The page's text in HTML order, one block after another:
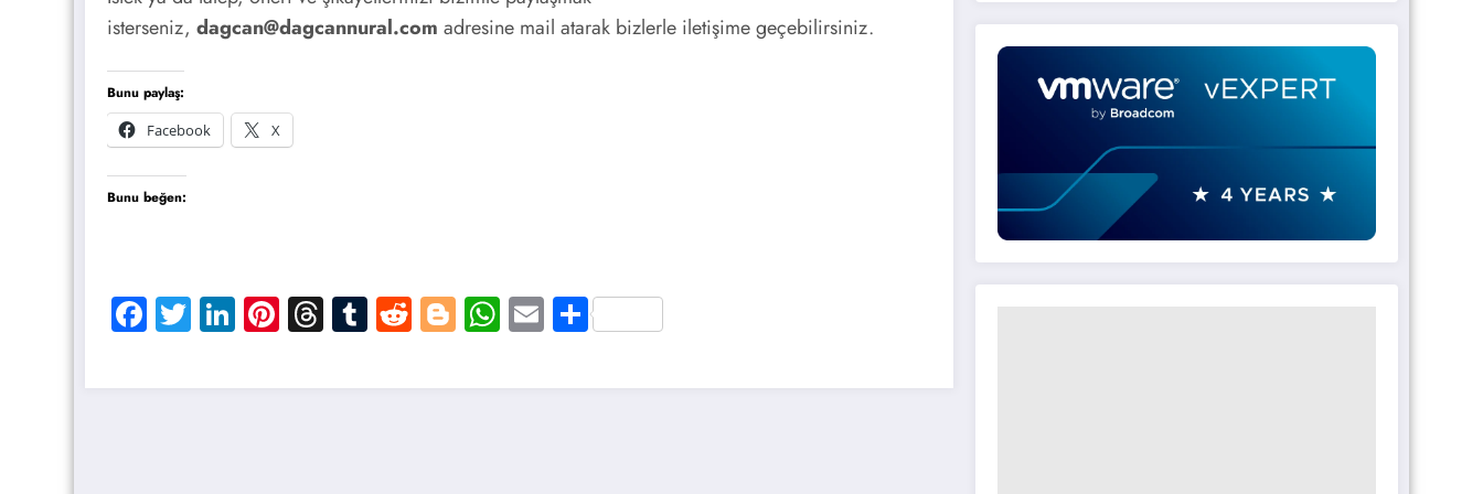
isterseniz, dagcan@dagcannural.com adresine mail atarak bizlerle iletişime geçebilirsiniz.
Bunu paylaş:
Facebook
X
Bunu beğen:
Facebook
TwitterLinkedIn
Pinterest
Threads
Tumblr
RedditBlogger
WhatsApp
EmailShare